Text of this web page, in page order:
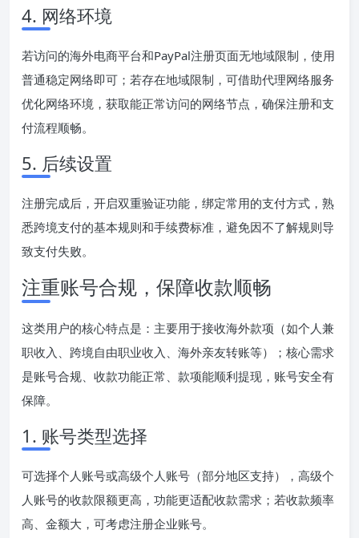
4. 网络环境
若访问的海外电商平台和PayPal注册页面无地域限制，使用
普通稳定网络即可；若存在地域限制，可借助代理网络服务
优化网络环境，获取能正常访问的网络节点，确保注册和支
付流程顺畅。
5. 后续设置
注册完成后，开启双重验证功能，绑定常用的支付方式，熟
悉跨境支付的基本规则和手续费标准，避免因不了解规则导
致支付失败。
注重账号合规，保障收款顺畅
这类用户的核心特点是：主要用于接收海外款项（如个人兼
职收入、跨境自由职业收入、海外亲友转账等）；核心需求
是账号合规、收款功能正常、款项能顺利提现，账号安全有
保障。
1. 账号类型选择
可选择个人账号或高级个人账号（部分地区支持），高级个
人账号的收款限额更高，功能更适配收款需求；若收款频率
高、金额大，可考虑注册企业账号。